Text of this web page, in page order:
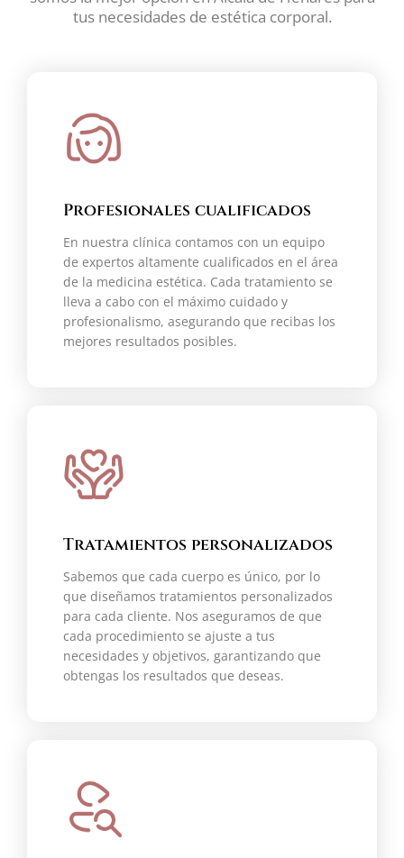
tus necesidades de estética corporal.
Profesionales cualificados
En nuestra clínica contamos con un equipo
de expertos altamente cualificados en el área
de la medicina estética. Cada tratamiento se
lleva a cabo con el máximo cuidado y
profesionalismo, asegurando que recibas los
mejores resultados posibles.
Tratamientos personalizados
Sabemos que cada cuerpo es único, por lo
que diseñamos tratamientos personalizados
para cada cliente. Nos aseguramos de que
cada procedimiento se ajuste a tus
necesidades y objetivos, garantizando que
obtengas los resultados que deseas.